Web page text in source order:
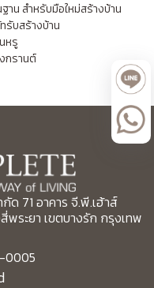
น สำหรับมือใหม่สร้างบ้าน
รับสร้างบ้าน
หรู
กรานต์
71 อาคาร จี.พี.เฮ้าส์
ระยา เขตบางรัก กรุงเทพ
0005